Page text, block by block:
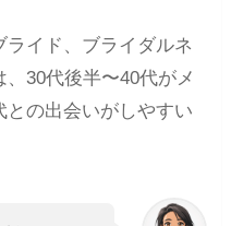
イド、ブライダルネ
30代後半〜40代がメ
の出会いがしやすい